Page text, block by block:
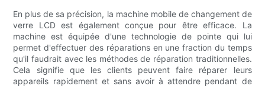
En plus de sa précision, la machine mobile de changement de
verre LCD est également conçue pour être efficace. La
machine est équipée d'une technologie de pointe qui lui
permet d'effectuer des réparations en une fraction du temps
qu'il faudrait avec les méthodes de réparation traditionnelles.
Cela signifie que les clients peuvent faire réparer leurs
appareils rapidement et sans avoir à attendre pendant de